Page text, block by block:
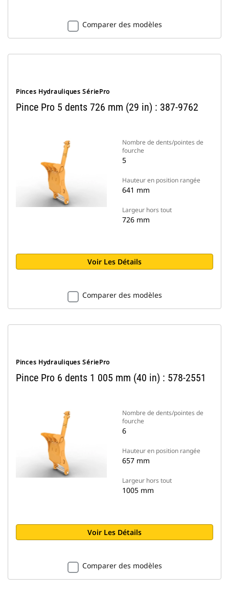
Comparer des modèles
Pinces Hydrauliques SériePro
Pince Pro 5 dents 726 mm (29 in) : 387-9762
Nombre de dents/pointes de
fourche
5
Hauteur en position rangée
641 mm
Largeur hors tout
726 mm
Voir Les Détails
Comparer des modèles
Pinces Hydrauliques SériePro
Pince Pro 6 dents 1 005 mm (40 in) : 578-2551
Nombre de dents/pointes de
fourche
6
Hauteur en position rangée
657 mm
Largeur hors tout
1005 mm
Voir Les Détails
Comparer des modèles